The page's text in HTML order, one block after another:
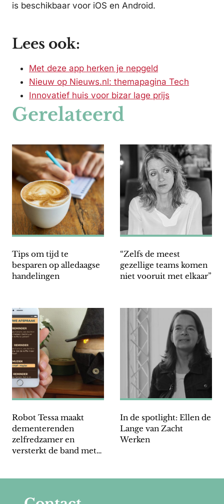
is beschikbaar voor iOS en Android.
Lees ook:
Met deze app herken je nepgeld
Nieuw op Nieuws.nl: themapagina Tech
Innovatief huis voor bizar lage prijs
Gerelateerd
Tips om tijd te
besparen op alledaagse
handelingen
“Zelfs de meest
gezellige teams komen
niet vooruit met elkaar”
Robot Tessa maakt
dementerenden
zelfredzamer en
versterkt de band met
In de spotlight: Ellen de
Lange van Zacht
Werken